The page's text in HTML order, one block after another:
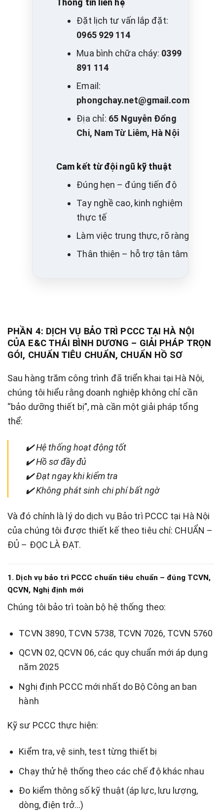
Thông tin liên hệ
Đặt lịch tư vấn lắp đặt:
0965 929 114
Mua bình chữa cháy: 0399
891 114
Email:
phongchay.net@gmail.com
Địa chỉ: 65 Nguyễn Đổng
Chi, Nam Từ Liêm, Hà Nội
Cam kết từ đội ngũ kỹ thuật
Đúng hẹn – đúng tiến độ
Tay nghề cao, kinh nghiệm
thực tế
Làm việc trung thực, rõ ràng
Thân thiện – hỗ trợ tận tâm
PHẦN 4: DỊCH VỤ BẢO TRÌ PCCC TẠI HÀ NỘI
CỦA E&C THÁI BÌNH DƯƠNG – GIẢI PHÁP TRỌN
GÓI, CHUẨN TIÊU CHUẨN, CHUẨN HỒ SƠ
Sau hàng trăm công trình đã triển khai tại Hà Nội,
chúng tôi hiểu rằng doanh nghiệp không chỉ cần
“bảo dưỡng thiết bị”, mà cần một giải pháp tổng
thể:
✔️ Hệ thống hoạt động tốt
✔️ Hồ sơ đầy đủ
✔️ Đạt ngay khi kiểm tra
✔️ Không phát sinh chi phí bất ngờ
Và đó chính là lý do dịch vụ Bảo trì PCCC tại Hà Nội
của chúng tôi được thiết kế theo tiêu chí: CHUẨN –
ĐỦ – ĐỌC LÀ ĐẠT.
1. Dịch vụ bảo trì PCCC chuẩn tiêu chuẩn – đúng TCVN,
QCVN, Nghị định mới
Chúng tôi bảo trì toàn bộ hệ thống theo:
TCVN 3890, TCVN 5738, TCVN 7026, TCVN 5760
QCVN 02, QCVN 06, các quy chuẩn mới áp dụng
năm 2025
Nghị định PCCC mới nhất do Bộ Công an ban
hành
Kỹ sư PCCC thực hiện:
Kiểm tra, vệ sinh, test từng thiết bị
Chạy thử hệ thống theo các chế độ khác nhau
Đo kiểm thông số kỹ thuật (áp lực, lưu lượng,
dòng, điện trở…)